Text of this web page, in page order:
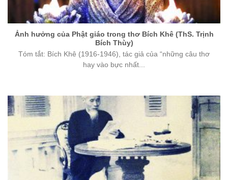
Ảnh hưởng của Phật giáo trong thơ Bích Khê (ThS. Trịnh
Bích Thùy)
Tóm tắt: Bích Khê (1916-1946), tác giả của “những câu thơ
hay vào bực nhất...